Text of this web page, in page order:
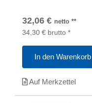
32,06 € netto **
34,30 € brutto *
In den Warenkorb
Auf Merkzettel